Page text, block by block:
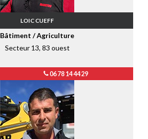
LOIC CUEFF
Bâtiment / Agriculture
Secteur 13, 83 ouest
06 78 14 44 29